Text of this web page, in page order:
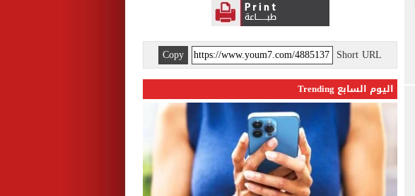
Short URL
Copy
اليوم السابع Trending